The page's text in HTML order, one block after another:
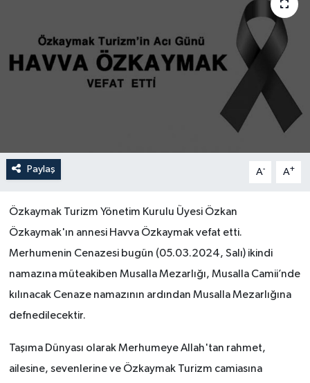
Paylaş A- A+
Özkaymak Turizm Yönetim Kurulu Üyesi Özkan
Özkaymak'ın annesi Havva Özkaymak vefat etti.
Merhumenin Cenazesi bugün (05.03.2024, Salı) ikindi
namazına müteakiben Musalla Mezarlığı, Musalla Camii’nde
kılınacak Cenaze namazının ardından Musalla Mezarlığına
defnedilecektir.
Taşıma Dünyası olarak Merhumeye Allah'tan rahmet,
ailesine, sevenlerine ve Özkaymak Turizm camiasına